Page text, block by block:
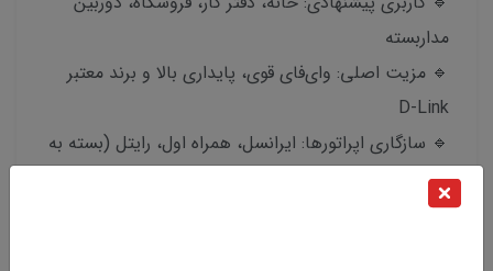
مداربسته
🔹 مزیت اصلی: وای‌فای قوی، پایداری بالا و برند معتبر
D-Link
🔹 سازگاری اپراتورها: ایرانسل، همراه اول، رایتل (بسته به
پوشش منطقه)